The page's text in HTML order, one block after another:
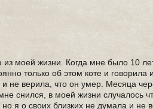
из моей жизни. Когда мне было 10
только об этом коте и говорила
не верила, что он умер. Месяца
снился, в моей жизни случалось
я о своих близких не думала и